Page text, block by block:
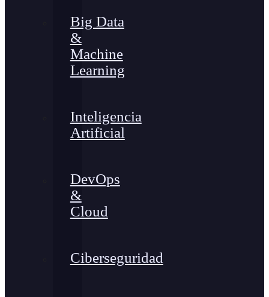
Big Data
&
Machine
Learning
Inteligencia
Artificial
DevOps
&
Cloud
Ciberseguridad